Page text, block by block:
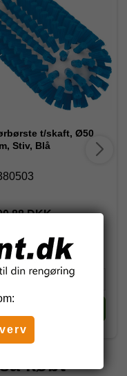
t/skaft, Ø50
Stiv, Blå
DKK
købt